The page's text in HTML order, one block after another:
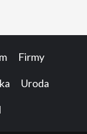
Firmy
Uroda